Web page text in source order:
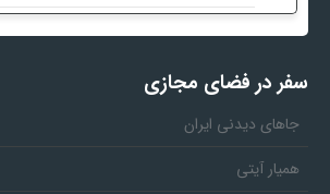
سفر در فضای مجازی
جاهای دیدنی ایران
همیار آیتی